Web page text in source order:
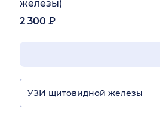
железы)
2 300 ₽
УЗИ щитовидной железы